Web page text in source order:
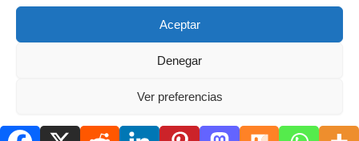
Aceptar
Denegar
Ver preferencias
Política de cookies AVISO DE PRIVACIDADAVISO DE PRIVACIDAD